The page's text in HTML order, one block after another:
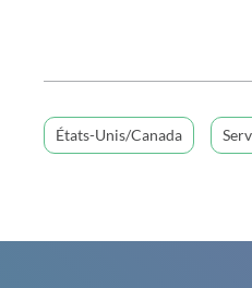
États-Unis/Canada